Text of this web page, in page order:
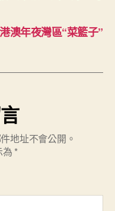
澳年夜灣區“菜籃子”
地址不會公開。
為 *